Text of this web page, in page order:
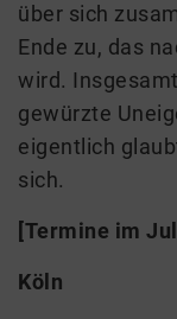
über sich
Ende zu, das
wird.
gewürzte
eigentlich
sich.
[Termine im
Köln